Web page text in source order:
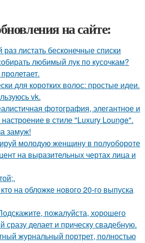
на сайте:
листать бесконечные списки
любимый лук по кусочкам?
для коротких волос: простые идеи.
vk.
фотография, элегантное и
в стиле "Luxury Lounge".
замуж!
молодую женщину в полуобороте
на выразительных чертах лица и
на обложке нового 20-го выпуска
пожалуйста, хорошего
сразу делает и прическу свадебную.
журнальный портрет, полностью